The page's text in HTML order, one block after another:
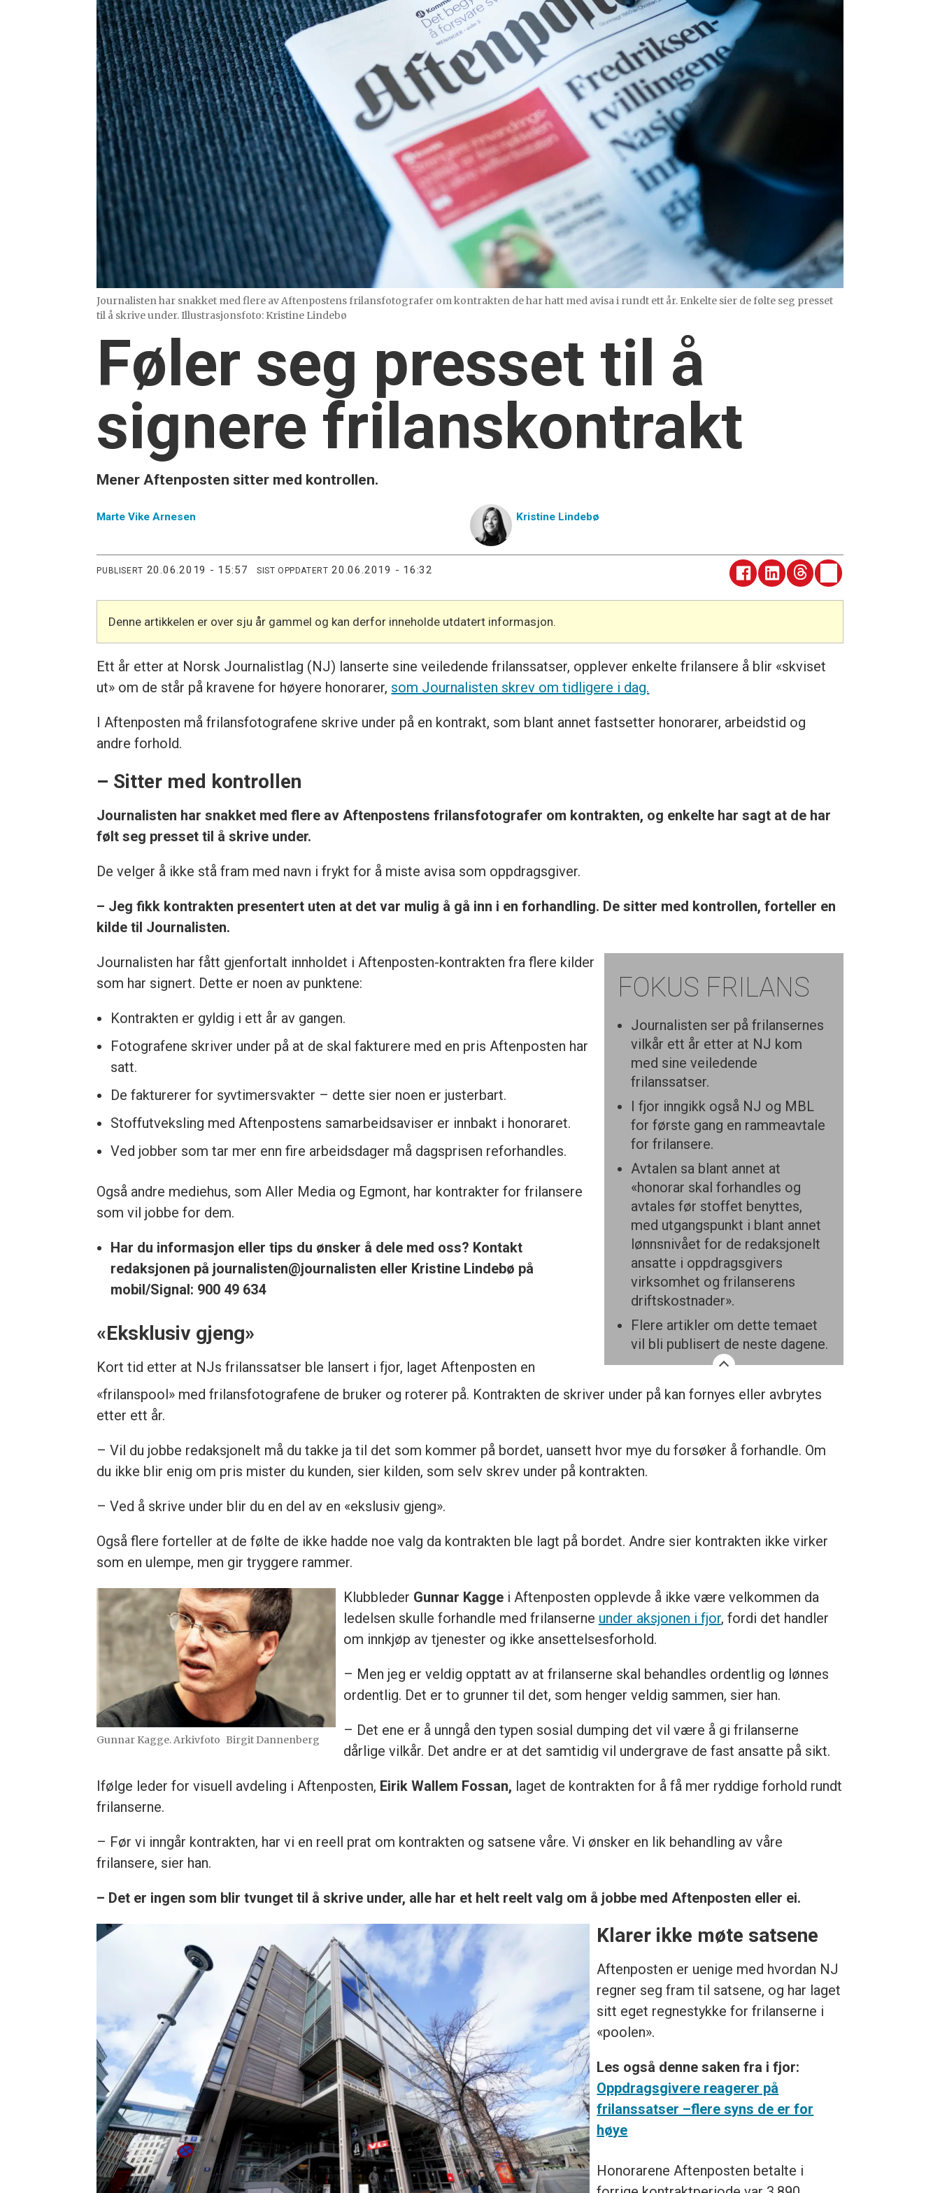
Journalisten har snakket med flere av Aftenpostens frilansfotografer om kontrakten de har hatt med avisa i rundt ett år. Enkelte sier de følte seg presset
til å skrive under. Illustrasjonsfoto: Kristine Lindebø
Føler seg presset til å
signere frilanskontrakt
Mener Aftenposten sitter med kontrollen.
Marte Vike Arnesen Kristine Lindebø
PUBLISERT 20.06.2019 - 15:57 SIST OPPDATERT 20.06.2019 - 16:32
Denne artikkelen er over sju år gammel og kan derfor inneholde utdatert informasjon.
Ett år etter at Norsk Journalistlag (NJ) lanserte sine veiledende frilanssatser, opplever enkelte frilansere å blir «skviset
ut» om de står på kravene for høyere honorarer, som Journalisten skrev om tidligere i dag.
I Aftenposten må frilansfotografene skrive under på en kontrakt, som blant annet fastsetter honorarer, arbeidstid og
andre forhold.
– Sitter med kontrollen
Journalisten har snakket med flere av Aftenpostens frilansfotografer om kontrakten, og enkelte har sagt at de har
følt seg presset til å skrive under.
De velger å ikke stå fram med navn i frykt for å miste avisa som oppdragsgiver.
– Jeg fikk kontrakten presentert uten at det var mulig å gå inn i en forhandling. De sitter med kontrollen, forteller en
kilde til Journalisten.
FOKUS FRILANS
Journalisten ser på frilansernes
vilkår ett år etter at NJ kom
med sine veiledende
frilanssatser.
I fjor inngikk også NJ og MBL
for første gang en rammeavtale
for frilansere.
Avtalen sa blant annet at
«honorar skal forhandles og
avtales før stoffet benyttes,
med utgangspunkt i blant annet
lønnsnivået for de redaksjonelt
ansatte i oppdragsgivers
virksomhet og frilanserens
driftskostnader».
Flere artikler om dette temaet
vil bli publisert de neste dagene.
Journalisten har fått gjenfortalt innholdet i Aftenposten-kontrakten fra flere kilder
som har signert. Dette er noen av punktene:
Kontrakten er gyldig i ett år av gangen.
Fotografene skriver under på at de skal fakturere med en pris Aftenposten har
satt.
De fakturerer for syvtimersvakter – dette sier noen er justerbart.
Stoffutveksling med Aftenpostens samarbeidsaviser er innbakt i honoraret.
Ved jobber som tar mer enn fire arbeidsdager må dagsprisen reforhandles.
Også andre mediehus, som Aller Media og Egmont, har kontrakter for frilansere
som vil jobbe for dem.
Har du informasjon eller tips du ønsker å dele med oss? Kontakt
redaksjonen på journalisten@journalisten eller Kristine Lindebø på
mobil/Signal: 900 49 634
«Eksklusiv gjeng»
Kort tid etter at NJs frilanssatser ble lansert i fjor, laget Aftenposten en
«frilanspool» med frilansfotografene de bruker og roterer på. Kontrakten de skriver under på kan fornyes eller avbrytes
etter ett år.
– Vil du jobbe redaksjonelt må du takke ja til det som kommer på bordet, uansett hvor mye du forsøker å forhandle. Om
du ikke blir enig om pris mister du kunden, sier kilden, som selv skrev under på kontrakten.
– Ved å skrive under blir du en del av en «ekslusiv gjeng».
Også flere forteller at de følte de ikke hadde noe valg da kontrakten ble lagt på bordet. Andre sier kontrakten ikke virker
som en ulempe, men gir tryggere rammer.
Gunnar Kagge. Arkivfoto Birgit Dannenberg
Klubbleder Gunnar Kagge i Aftenposten opplevde å ikke være velkommen da
ledelsen skulle forhandle med frilanserne under aksjonen i fjor, fordi det handler
om innkjøp av tjenester og ikke ansettelsesforhold.
– Men jeg er veldig opptatt av at frilanserne skal behandles ordentlig og lønnes
ordentlig. Det er to grunner til det, som henger veldig sammen, sier han.
– Det ene er å unngå den typen sosial dumping det vil være å gi frilanserne
dårlige vilkår. Det andre er at det samtidig vil undergrave de fast ansatte på sikt.
Ifølge leder for visuell avdeling i Aftenposten, Eirik Wallem Fossan, laget de kontrakten for å få mer ryddige forhold rundt
frilanserne.
– Før vi inngår kontrakten, har vi en reell prat om kontrakten og satsene våre. Vi ønsker en lik behandling av våre
frilansere, sier han.
– Det er ingen som blir tvunget til å skrive under, alle har et helt reelt valg om å jobbe med Aftenposten eller ei.
Klarer ikke møte satsene
Aftenposten er uenige med hvordan NJ
regner seg fram til satsene, og har laget
sitt eget regnestykke for frilanserne i
«poolen».
Les også denne saken fra i fjor:
Oppdragsgivere reagerer på
frilanssatser –flere syns de er for
høye
Honorarene Aftenposten betalte i